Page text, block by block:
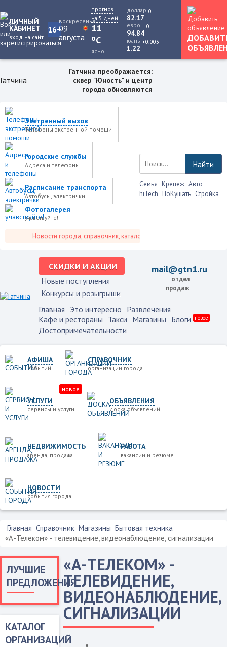
ЛИЧНЫЙ
КАБИНЕТ
вход на сайт
16+
воскресенье
09
августа
прогноз
на 5 дней
11
oC
ясно
доллар
82.17
0
евро
94.84
0
юань
1.22
+0.003
Гатчина
Гатчина преображается:
сквер "Юность" и центр
города обновляются
Экстренный вызов
Телефоны экстренной помощи
Городские службы
Адреса и телефоны
Расписание транспорта
Автобусы, электрички
Фотогалерея
учавствуйте!
Новости города, справочник, каталог организаций, афиша событий
Найти
Семья Крепеж Авто
hiTech ПоКушать Стройка
СКИДКИ И АКЦИИ
Новые поступления
Конкурсы и розыгрыши
mail@gtn1.ru
отдел
продаж
Главная Это интересно Развлечения
Кафе и рестораны Такси Магазины Блоги новое
Достопримечательности
АФИША
событий
СПРАВОЧНИК
организации города
УСЛУГИ
сервисы и услуги
новое
ОБЪЯВЛЕНИЯ
доска объявлений
НЕДВИЖИМОСТЬ
аренда, продажа
РАБОТА
вакансии и резюме
НОВОСТИ
события города
Главная Справочник Магазины Бытовая техника
«А-Телеком» - телевидение, видеонаблюдение, сигнализации
ЛУЧШИЕ
ПРЕДЛОЖЕНИЯ
КАТАЛОГ
ОРГАНИЗАЦИЙ
«А-ТЕЛЕКОМ» -
ТЕЛЕВИДЕНИЕ,
ВИДЕОНАБЛЮДЕНИЕ,
СИГНАЛИЗАЦИИ